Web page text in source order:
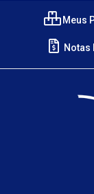
Meus
Notas